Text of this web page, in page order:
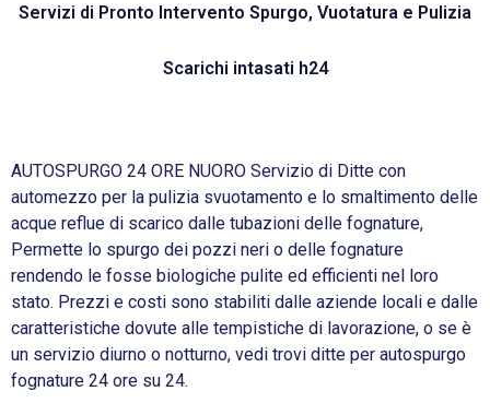
Servizi di Pronto Intervento Spurgo, Vuotatura e Pulizia
Scarichi intasati h24
AUTOSPURGO 24 ORE NUORO Servizio di Ditte con
automezzo per la pulizia svuotamento e lo smaltimento delle
acque reflue di scarico dalle tubazioni delle fognature,
Permette lo spurgo dei pozzi neri o delle fognature
rendendo le fosse biologiche pulite ed efficienti nel loro
stato. Prezzi e costi sono stabiliti dalle aziende locali e dalle
caratteristiche dovute alle tempistiche di lavorazione, o se è
un servizio diurno o notturno, vedi trovi ditte per autospurgo
fognature 24 ore su 24.